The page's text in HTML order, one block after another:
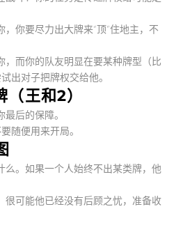
，你要尽力出大牌来“顶”住地主，不
，而你的队友明显在要某种牌型（比
出对子把牌权交给他。
王和2）
后的保障。
随便用来开局。
么。如果一个人始终不出某类牌，他
很可能他已经没有后顾之忧，准备收